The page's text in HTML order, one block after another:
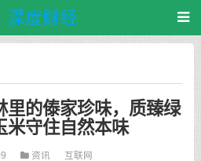
里的傣家珍味，质臻绿
米守住自然本味
资讯 互联网